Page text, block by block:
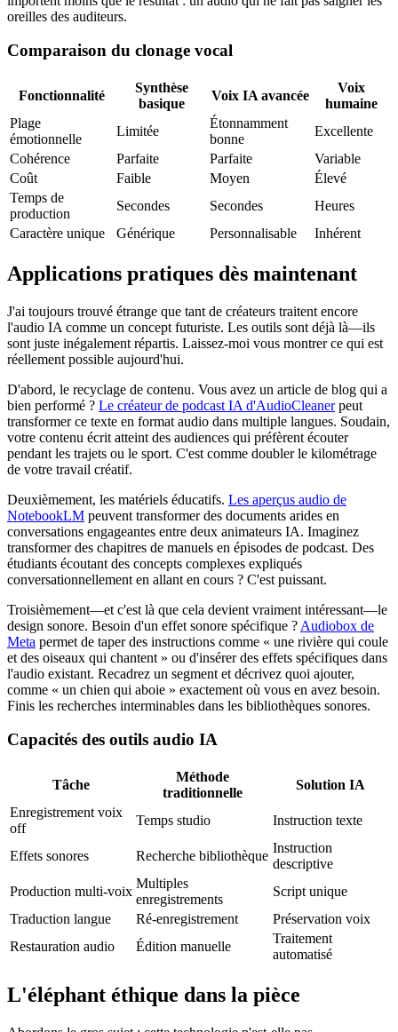
oreilles des auditeurs.
Comparaison du clonage vocal
Fonctionnalité
Synthèse
basique
Voix IA avancée
Voix
humaine
Plage
émotionnelle
Limitée
Étonnamment
bonne
Excellente
Cohérence
Parfaite Parfaite
Variable
Coût
Faible Moyen
Élevé
Temps de
production
Secondes Secondes
Heures
Caractère unique
Générique Personnalisable Inhérent
Applications pratiques dès maintenant
J'ai toujours trouvé étrange que tant de créateurs traitent encore
l'audio IA comme un concept futuriste. Les outils sont déjà là—ils
sont juste inégalement répartis. Laissez-moi vous montrer ce qui est
réellement possible aujourd'hui.
D'abord, le recyclage de contenu. Vous avez un article de blog qui a
bien performé ? Le créateur de podcast IA d'AudioCleanerpeut
transformer ce texte en format audio dans multiple langues. Soudain,
votre contenu écrit atteint des audiences qui préfèrent écouter
pendant les trajets ou le sport. C'est comme doubler le kilométrage
de votre travail créatif.
Deuxièmement, les matériels éducatifs. Les aperçus audio de
NotebookLM peuvent transformer des documents arides en
conversations engageantes entre deux animateurs IA. Imaginez
transformer des chapitres de manuels en épisodes de podcast. Des
étudiants écoutant des concepts complexes expliqués
conversationnellement en allant en cours ? C'est puissant.
Troisièmement—et c'est là que cela devient vraiment intéressant—le
design sonore. Besoin d'un effet sonore spécifique ? Audiobox de
Meta permet de taper des instructions comme « une rivière qui coule
et des oiseaux qui chantent » ou d'insérer des effets spécifiques dans
l'audio existant. Recadrez un segment et décrivez quoi ajouter,
comme « un chien qui aboie » exactement où vous en avez besoin.
Finis les recherches interminables dans les bibliothèques sonores.
Capacités des outils audio IA
Tâche
Méthode
traditionnelle
Solution IA
Enregistrement voix
off
Temps studio Instruction texte
Effets sonores Recherche bibliothèque
Instruction
descriptive
Production multi-voix
Multiples
enregistrements
Script unique
Traduction langue
Ré-enregistrement
Préservation voix
Restauration audio
Édition manuelle
Traitement
automatisé
L'éléphant éthique dans la pièce